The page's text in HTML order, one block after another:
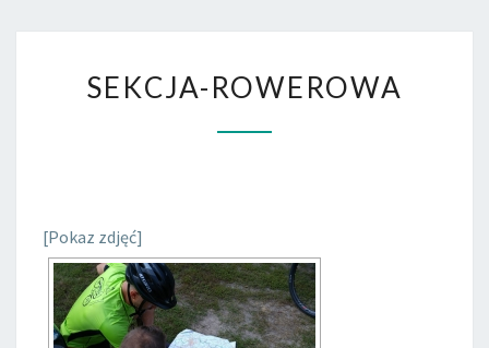
ROWEROWA
SEKCJA-ROWEROWA
[Pokaz zdjęć]